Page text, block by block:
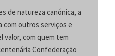
de natureza canónica, a
com outros serviços e
valor, com quem tem
Confederação